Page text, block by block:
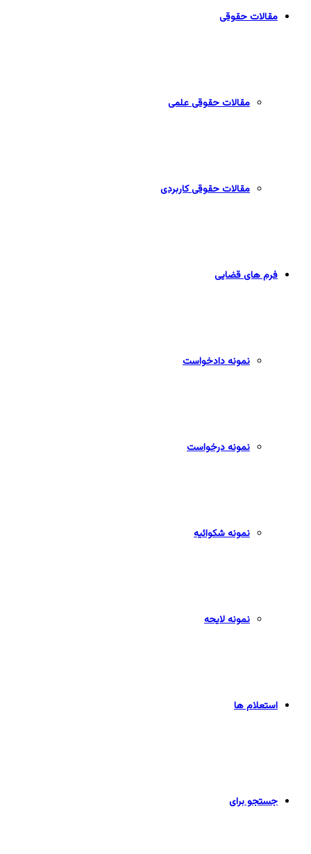
مقالات حقوقی
مقالات حقوقی علمی
مقالات حقوقی کاربردی
فرم های قضایی
نمونه دادخواست
نمونه درخواست
نمونه شکوائیه
نمونه لایحه
استعلام ها
جستجو برای